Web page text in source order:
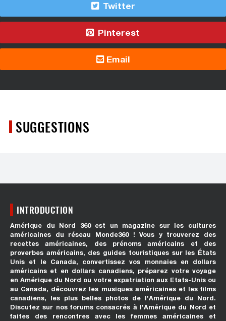
Twitter
Pinterest
Email
SUGGESTIONS
INTRODUCTION
Amérique du Nord 360 est un magazine sur les cultures
américaines du réseau Monde360 ! Vous y trouverez des
recettes américaines, des prénoms américains et des
proverbes américains, des guides touristiques sur les États
Unis et le Canada, convertissez vos monnaies en dollars
américains et en dollars canadiens, préparez votre voyage
en Amérique du Nord ou votre expatriation aux Etats-Unis ou
au Canada, découvrez les musiques américaines et les films
canadiens, les plus belles photos de l’Amérique du Nord.
Discutez sur nos forums consacrés à l’Amérique du Nord et
faites des rencontres avec les femmes américaines et